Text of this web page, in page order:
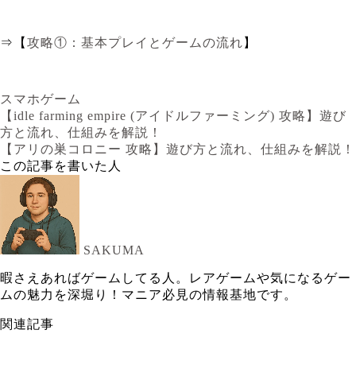
⇒【 攻略①：基本プレイとゲームの流れ 】
スマホゲーム
【idle farming empire (アイドルファーミング) 攻略】遊び
方と流れ、仕組みを解説！
【アリの巣コロニー 攻略】遊び方と流れ、仕組みを解説！
この記事を書いた人
SAKUMA
暇さえあればゲームしてる人。レアゲームや気になるゲー
ムの魅力を深堀り！マニア必見の情報基地です。
関連記事